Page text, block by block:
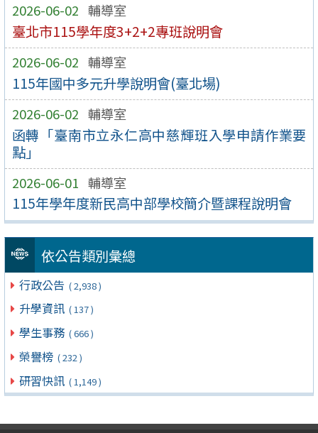
2026-06-02 輔導室
臺北市115學年度3+2+2專班說明會
2026-06-02 輔導室
115年國中多元升學說明會(臺北場)
2026-06-02 輔導室
函轉「臺南市立永仁高中慈輝班入學申請作業要
點」
2026-06-01 輔導室
115年學年度新民高中部學校簡介暨課程說明會
依公告類別彙總
行政公告 ( 2,938 )
升學資訊 ( 137 )
學生事務 ( 666 )
榮譽榜 ( 232 )
研習快訊 ( 1,149 )